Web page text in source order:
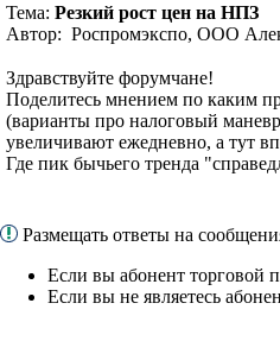
Тема: Резкий рост цен на НПЗ
Автор: Роспромэкспо, ООО
Здравствуйте форумчане!
Поделитесь мнением по каким
(варианты про налоговый
увеличивают ежедневно, а тут
Где пик бычьего тренда
Размещать ответы на
Если вы абонент торговой
Если вы не являетесь